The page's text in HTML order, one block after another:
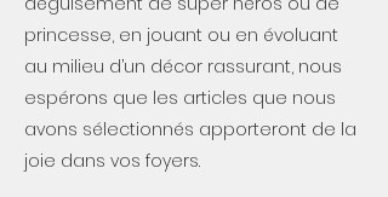
princesse, en jouant ou en évoluant
au milieu d’un décor rassurant, nous
espérons que les articles que nous
avons sélectionnés apporteront de la
joie dans vos foyers.